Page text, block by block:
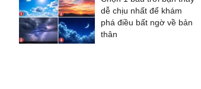
dễ chịu nhất để khám
phá điều bất ngờ về bản
thân